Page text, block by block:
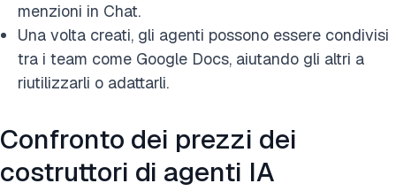
menzioni in Chat.
Una volta creati, gli agenti possono essere condivisi
tra i team come Google Docs, aiutando gli altri a
riutilizzarli o adattarli.
Confronto dei prezzi dei
costruttori di agenti IA